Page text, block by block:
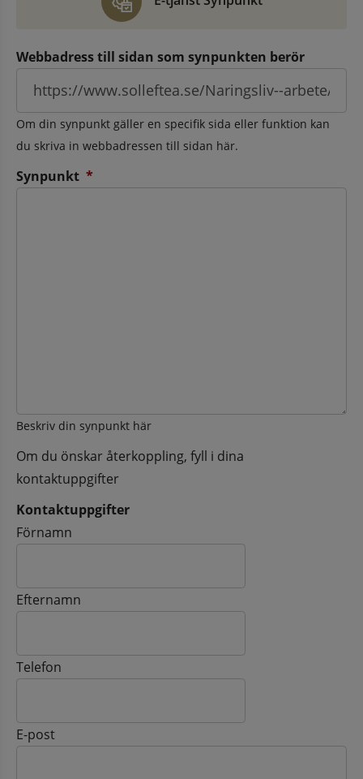
Webbadress till sidan som synpunkten berör
Om din synpunkt gäller en specifik sida eller funktion kan
du skriva in webbadressen till sidan här.
Synpunkt *
Beskriv din synpunkt här
Om du önskar återkoppling, fyll i dina
kontaktuppgifter
Kontaktuppgifter
Kontaktuppgifter
Förnamn
Efternamn
Telefon
E-post